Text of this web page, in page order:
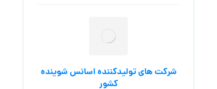
شرکت های تولیدکننده اسانس شوینده
کشور